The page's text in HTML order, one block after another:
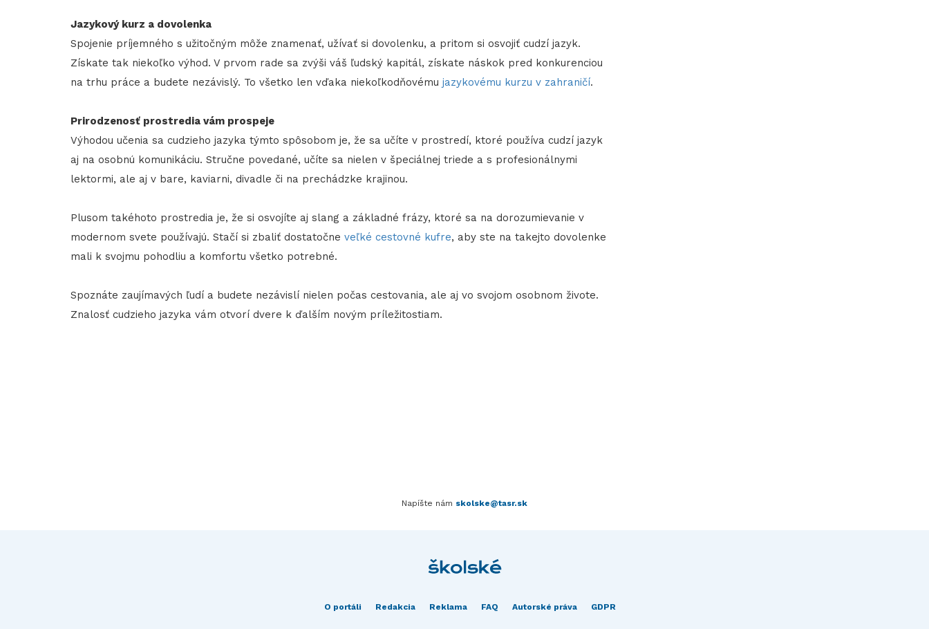
Jazykový kurz a dovolenka
Spojenie príjemného s užitočným môže znamenať, užívať si dovolenku, a pritom si osvojiť cudzí jazyk.
Získate tak niekoľko výhod. V prvom rade sa zvýši váš ľudský kapitál, získate náskok pred konkurenciou
na trhu práce a budete nezávislý. To všetko len vďaka niekoľkodňovému jazykovému kurzu v zahraničí.
Prirodzenosť prostredia vám prospeje
Výhodou učenia sa cudzieho jazyka týmto spôsobom je, že sa učíte v prostredí, ktoré používa cudzí jazyk
aj na osobnú komunikáciu. Stručne povedané, učíte sa nielen v špeciálnej triede a s profesionálnymi
lektormi, ale aj v bare, kaviarni, divadle či na prechádzke krajinou.
Plusom takéhoto prostredia je, že si osvojíte aj slang a základné frázy, ktoré sa na dorozumievanie v
modernom svete používajú. Stačí si zbaliť dostatočne veľké cestovné kufre, aby ste na takejto dovolenke
mali k svojmu pohodliu a komfortu všetko potrebné.
Spoznáte zaujímavých ľudí a budete nezávislí nielen počas cestovania, ale aj vo svojom osobnom živote.
Znalosť cudzieho jazyka vám otvorí dvere k ďalším novým príležitostiam.
Napíšte nám skolske@tasr.sk
O portáli Redakcia Reklama FAQ Autorské práva GDPR